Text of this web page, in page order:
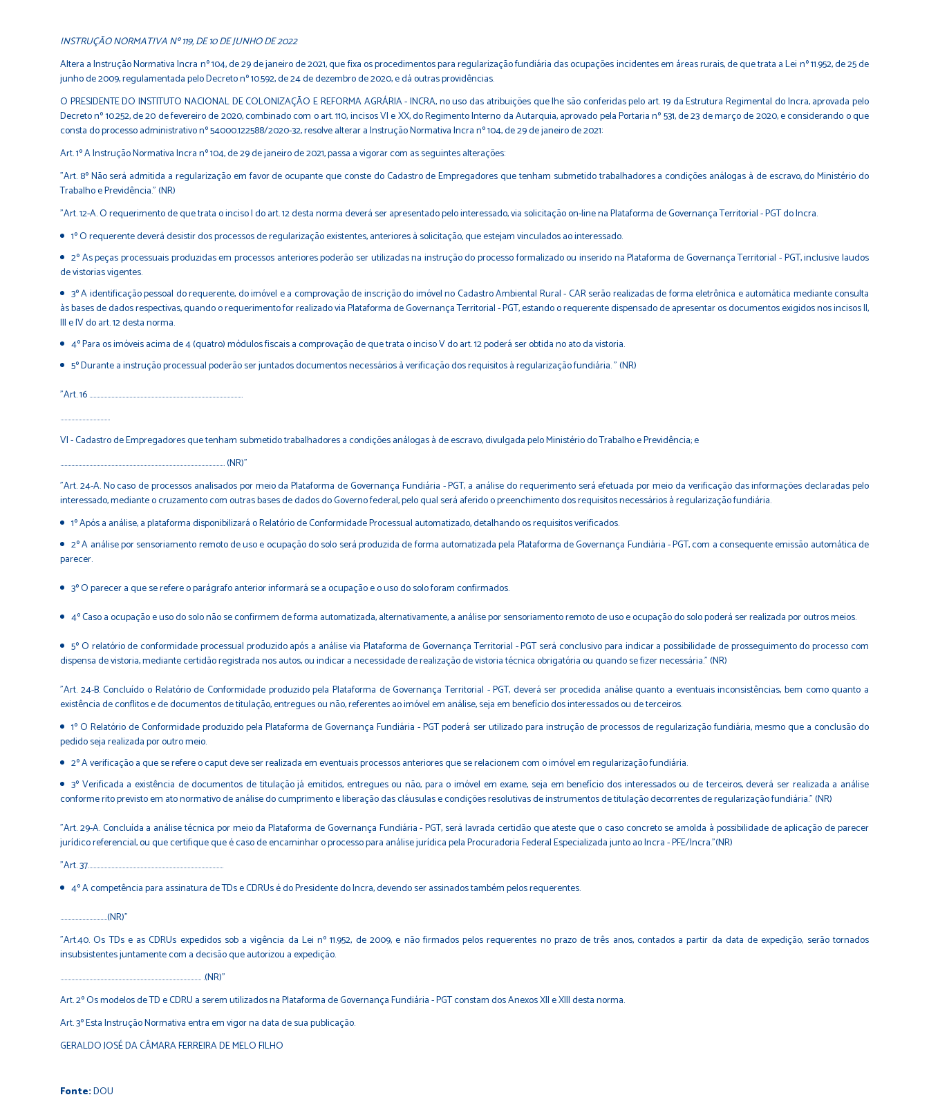
INSTRUÇÃO NORMATIVA Nº 119, DE 10 DE JUNHO DE 2022
Altera a Instrução Normativa Incra nº 104, de 29 de janeiro de 2021, que fixa os procedimentos para regularização fundiária das ocupações incidentes em áreas rurais, de que trata a Lei nº 11.952, de 25 de
junho de 2009, regulamentada pelo Decreto nº 10.592, de 24 de dezembro de 2020, e dá outras providências.
O PRESIDENTE DO INSTITUTO NACIONAL DE COLONIZAÇÃO E REFORMA AGRÁRIA - INCRA, no uso das atribuições que lhe são conferidas pelo art. 19 da Estrutura Regimental do Incra, aprovada pelo
Decreto nº 10.252, de 20 de fevereiro de 2020, combinado com o art. 110, incisos VI e XX, do Regimento Interno da Autarquia, aprovado pela Portaria nº 531, de 23 de março de 2020, e considerando o que
consta do processo administrativo nº 54000.122588/2020-32, resolve alterar a Instrução Normativa Incra nº 104, de 29 de janeiro de 2021:
Art. 1º A Instrução Normativa Incra nº 104, de 29 de janeiro de 2021, passa a vigorar com as seguintes alterações:
"Art. 8º Não será admitida a regularização em favor de ocupante que conste do Cadastro de Empregadores que tenham submetido trabalhadores a condições análogas à de escravo, do Ministério do
Trabalho e Previdência." (NR)
"Art. 12-A. O requerimento de que trata o inciso I do art. 12 desta norma deverá ser apresentado pelo interessado, via solicitação on-line na Plataforma de Governança Territorial - PGT do Incra.
1º O requerente deverá desistir dos processos de regularização existentes, anteriores à solicitação, que estejam vinculados ao interessado.
2º As peças processuais produzidas em processos anteriores poderão ser utilizadas na instrução do processo formalizado ou inserido na Plataforma de Governança Territorial - PGT, inclusive laudos
de vistorias vigentes.
3º A identificação pessoal do requerente, do imóvel e a comprovação de inscrição do imóvel no Cadastro Ambiental Rural - CAR serão realizadas de forma eletrônica e automática mediante consulta
às bases de dados respectivas, quando o requerimento for realizado via Plataforma de Governança Territorial - PGT, estando o requerente dispensado de apresentar os documentos exigidos nos incisos II,
III e IV do art. 12 desta norma.
4º Para os imóveis acima de 4 (quatro) módulos fiscais a comprovação de que trata o inciso V do art. 12 poderá ser obtida no ato da vistoria.
5º Durante a instrução processual poderão ser juntados documentos necessários à verificação dos requisitos à regularização fundiária. " (NR)
"Art. 16 ...............................................................................................................
....................................
VI - Cadastro de Empregadores que tenham submetido trabalhadores a condições análogas à de escravo, divulgada pelo Ministério do Trabalho e Previdência; e
....................................................................................................................... (NR)"
"Art. 24-A. No caso de processos analisados por meio da Plataforma de Governança Fundiária - PGT, a análise do requerimento será efetuada por meio da verificação das informações declaradas pelo
interessado, mediante o cruzamento com outras bases de dados do Governo federal, pelo qual será aferido o preenchimento dos requisitos necessários à regularização fundiária.
1º Após a análise, a plataforma disponibilizará o Relatório de Conformidade Processual automatizado, detalhando os requisitos verificados.
2º A análise por sensoriamento remoto de uso e ocupação do solo será produzida de forma automatizada pela Plataforma de Governança Fundiária - PGT, com a consequente emissão automática de
parecer.
3º O parecer a que se refere o parágrafo anterior informará se a ocupação e o uso do solo foram confirmados.
4º Caso a ocupação e uso do solo não se confirmem de forma automatizada, alternativamente, a análise por sensoriamento remoto de uso e ocupação do solo poderá ser realizada por outros meios.
5º O relatório de conformidade processual produzido após a análise via Plataforma de Governança Territorial - PGT será conclusivo para indicar a possibilidade de prosseguimento do processo com
dispensa de vistoria, mediante certidão registrada nos autos, ou indicar a necessidade de realização de vistoria técnica obrigatória ou quando se fizer necessária." (NR)
"Art. 24-B. Concluído o Relatório de Conformidade produzido pela Plataforma de Governança Territorial - PGT, deverá ser procedida análise quanto a eventuais inconsistências, bem como quanto a
existência de conflitos e de documentos de titulação, entregues ou não, referentes ao imóvel em análise, seja em benefício dos interessados ou de terceiros.
1º O Relatório de Conformidade produzido pela Plataforma de Governança Fundiária - PGT poderá ser utilizado para instrução de processos de regularização fundiária, mesmo que a conclusão do
pedido seja realizada por outro meio.
2º A verificação a que se refere o caput deve ser realizada em eventuais processos anteriores que se relacionem com o imóvel em regularização fundiária.
3º Verificada a existência de documentos de titulação já emitidos, entregues ou não, para o imóvel em exame, seja em benefício dos interessados ou de terceiros, deverá ser realizada a análise
conforme rito previsto em ato normativo de análise do cumprimento e liberação das cláusulas e condições resolutivas de instrumentos de titulação decorrentes de regularização fundiária." (NR)
"Art. 29-A. Concluída a análise técnica por meio da Plataforma de Governança Fundiária - PGT, será lavrada certidão que ateste que o caso concreto se amolda à possibilidade de aplicação de parecer
jurídico referencial, ou que certifique que é caso de encaminhar o processo para análise jurídica pela Procuradoria Federal Especializada junto ao Incra - PFE/Incra."(NR)
"Art. 37..................................................................................................
4º A competência para assinatura de TDs e CDRUs é do Presidente do Incra, devendo ser assinados também pelos requerentes.
..................................(NR)"
"Art.40. Os TDs e as CDRUs expedidos sob a vigência da Lei nº 11.952, de 2009, e não firmados pelos requerentes no prazo de três anos, contados a partir da data de expedição, serão tornados
insubsistentes juntamente com a decisão que autorizou a expedição.
...................................................................................................... .(NR)"
Art. 2º Os modelos de TD e CDRU a serem utilizados na Plataforma de Governança Fundiária - PGT constam dos Anexos XII e XIII desta norma.
Art. 3º Esta Instrução Normativa entra em vigor na data de sua publicação.
GERALDO JOSÉ DA CÂMARA FERREIRA DE MELO FILHO
Fonte:DOU